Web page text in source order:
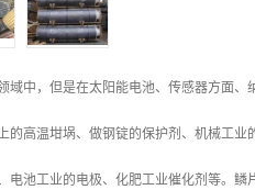
域中，但是在太阳能电池、传感器方面
的高温坩埚、做钢锭的保护剂、机械工
电池工业的电极、化肥工业催化剂等。